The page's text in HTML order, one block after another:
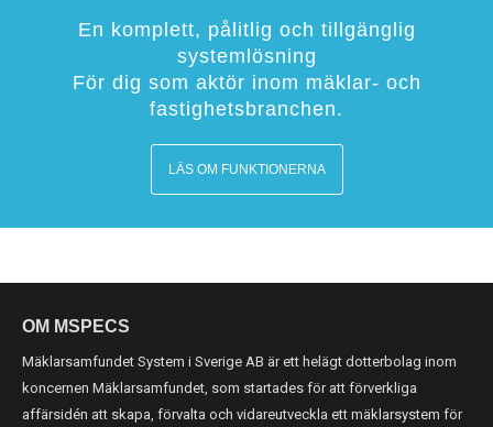
En komplett, pålitlig och tillgänglig
systemlösning
För dig som aktör inom mäklar- och
fastighetsbranchen.
LÄS OM FUNKTIONERNA
OM MSPECS
Mäklarsamfundet System i Sverige AB är ett helägt dotterbolag inom
koncernen Mäklarsamfundet, som startades för att förverkliga
affärsidén att skapa, förvalta och vidareutveckla ett mäklarsystem för